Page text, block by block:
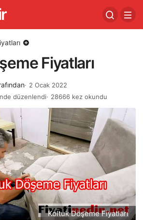
Fiyatları
2 Ocak 2022
düzenlendi
28666 kez okundu
Koltuk Döşeme Fiyatları